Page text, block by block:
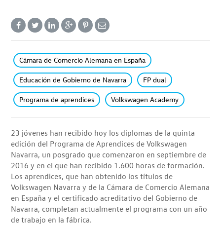
Cámara de Comercio Alemana en España
Educación de Gobierno de Navarra FP dual
Programa de aprendices Volkswagen Academy
23 jóvenes han recibido hoy los diplomas de la quinta
edición del Programa de Aprendices de Volkswagen
Navarra, un posgrado que comenzaron en septiembre de
2016 y en el que han recibido 1.600 horas de formación.
Los aprendices, que han obtenido los títulos de
Volkswagen Navarra y de la Cámara de Comercio Alemana
en España y el certificado acreditativo del Gobierno de
Navarra, completan actualmente el programa con un año
de trabajo en la fábrica.